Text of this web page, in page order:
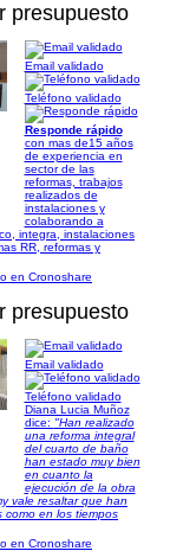
presupuesto
Email validado
Teléfono validado
Responde rápido
con mas de15 años
de experiencia en
sector de las
reformas, trabajos
realizados de
instalaciones y
colaborando a
integra, instalaciones
RR, reformas y
en Cronoshare
presupuesto
Email validado
Teléfono validado
Diana Lucia Muñoz
dice: "Han realizado
una reforma integral
del cuarto de baño
han estado muy bien
en cuanto la
ejecución de la obra
vale resaltar que han
como en los tiempos
en Cronoshare